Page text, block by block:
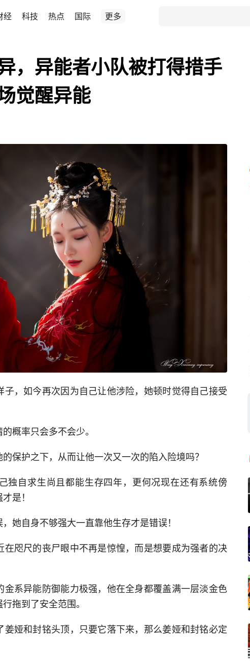
经 科技 热点 国际 更多
，异能者小队被打得措手
觉醒异能
，如今再次因为自己让他涉险，她顿时觉得自己接受
概率只会多不会少。
保护之下，从而让他一次又一次的陷入险境吗？
独自求生尚且都能生存四年，更何况现在还有系统傍
是！
她自身不够强大一直靠他生存才是错误！
咫尺的丧尸眼中不再是惊惶，而是想要成为强者的决
系异能防御能力极强，他在全身都覆盖满一层淡金色
拖到了安全范围。
娅和封铭头顶，只要它落下来，那么姜娅和封铭必定